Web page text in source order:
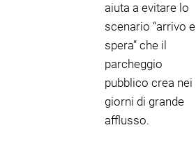
aiuta a evitare lo
scenario “arrivo e
spera” che il
parcheggio
pubblico crea nei
giorni di grande
afflusso.